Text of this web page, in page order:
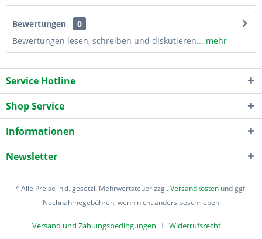
Bewertungen
0
Bewertungen lesen, schreiben und diskutieren... mehr
Service Hotline
Shop Service
Informationen
Newsletter
* Alle Preise inkl. gesetzl. Mehrwertsteuer zzgl.Versandkosten und ggf.
Nachnahmegebühren, wenn nicht anders beschrieben
Versand und Zahlungsbedingungen Widerrufsrecht